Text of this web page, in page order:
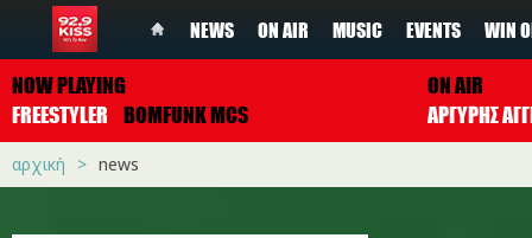
NEWS ON AIR MUSIC EVENTS WIN
NOW PLAYING
FREESTYLER
BOMFUNK MCS
ON AIR
ΑΡΓΥΡΗΣ
αρχική news